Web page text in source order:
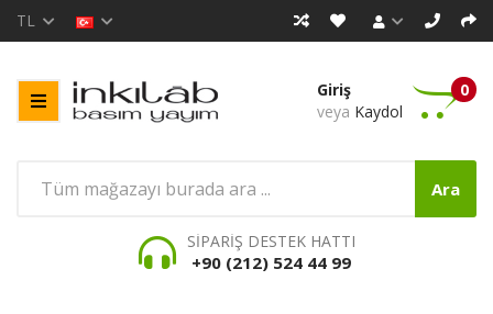
TL
Giriş
veya Kaydol
0
Ara
SİPARİŞ DESTEK HATTI
+90 (212) 524 44 99